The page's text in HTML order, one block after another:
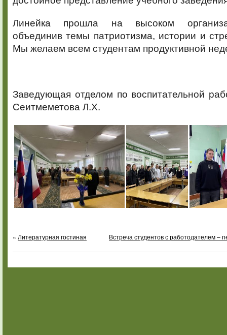
Линейка прошла на высоком
объединив темы патриотизма, истории и
Мы желаем всем студентам продуктивной
Заведующая отделом по воспитательной
Сеитмеметова Л.Х.
« Литературная гостиная Встреча студентов с работодателем –